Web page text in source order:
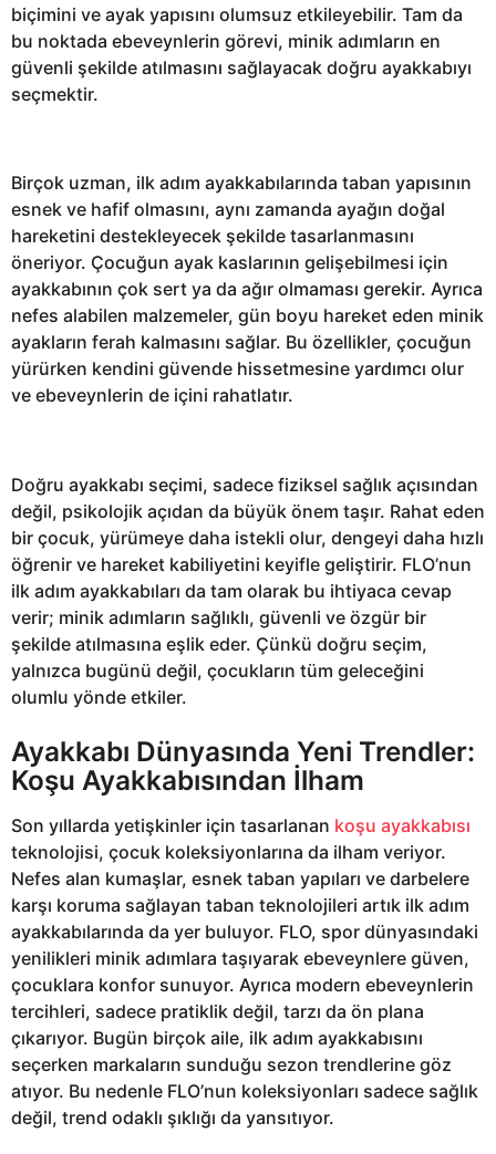
biçimini ve ayak yapısını olumsuz etkileyebilir. Tam da
bu noktada ebeveynlerin görevi, minik adımların en
güvenli şekilde atılmasını sağlayacak doğru ayakkabıyı
seçmektir.
Birçok uzman, ilk adım ayakkabılarında taban yapısının
esnek ve hafif olmasını, aynı zamanda ayağın doğal
hareketini destekleyecek şekilde tasarlanmasını
öneriyor. Çocuğun ayak kaslarının gelişebilmesi için
ayakkabının çok sert ya da ağır olmaması gerekir. Ayrıca
nefes alabilen malzemeler, gün boyu hareket eden minik
ayakların ferah kalmasını sağlar. Bu özellikler, çocuğun
yürürken kendini güvende hissetmesine yardımcı olur
ve ebeveynlerin de içini rahatlatır.
Doğru ayakkabı seçimi, sadece fiziksel sağlık açısından
değil, psikolojik açıdan da büyük önem taşır. Rahat eden
bir çocuk, yürümeye daha istekli olur, dengeyi daha hızlı
öğrenir ve hareket kabiliyetini keyifle geliştirir. FLO’nun
ilk adım ayakkabıları da tam olarak bu ihtiyaca cevap
verir; minik adımların sağlıklı, güvenli ve özgür bir
şekilde atılmasına eşlik eder. Çünkü doğru seçim,
yalnızca bugünü değil, çocukların tüm geleceğini
olumlu yönde etkiler.
Ayakkabı Dünyasında Yeni Trendler:
Koşu Ayakkabısından İlham
Son yıllarda yetişkinler için tasarlanan koşu ayakkabısı
teknolojisi, çocuk koleksiyonlarına da ilham veriyor.
Nefes alan kumaşlar, esnek taban yapıları ve darbelere
karşı koruma sağlayan taban teknolojileri artık ilk adım
ayakkabılarında da yer buluyor. FLO, spor dünyasındaki
yenilikleri minik adımlara taşıyarak ebeveynlere güven,
çocuklara konfor sunuyor. Ayrıca modern ebeveynlerin
tercihleri, sadece pratiklik değil, tarzı da ön plana
çıkarıyor. Bugün birçok aile, ilk adım ayakkabısını
seçerken markaların sunduğu sezon trendlerine göz
atıyor. Bu nedenle FLO’nun koleksiyonları sadece sağlık
değil, trend odaklı şıklığı da yansıtıyor.